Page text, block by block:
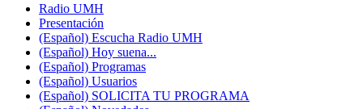
Radio UMH
Presentación
(Español) Escucha Radio UMH
(Español) Hoy suena...
(Español) Programas
(Español) Usuarios
(Español) SOLICITA TU PROGRAMA